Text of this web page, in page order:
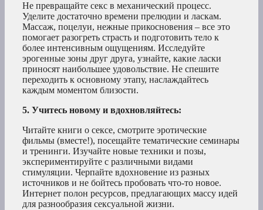
Не превращайте секс в механический процесс.
Уделите достаточно времени прелюдии и ласкам.
Массаж, поцелуи, нежные прикосновения – все это
помогает разогреть страсть и подготовить тело к
более интенсивным ощущениям. Исследуйте
эрогенные зоны друг друга, узнайте, какие ласки
приносят наибольшее удовольствие. Не спешите
переходить к основному этапу, наслаждайтесь
каждым моментом близости.
5. Учитесь новому и вдохновляйтесь:
Читайте книги о сексе, смотрите эротические
фильмы (вместе!), посещайте тематические семинары
и тренинги. Изучайте новые техники и позы,
экспериментируйте с различными видами
стимуляции. Черпайте вдохновение из разных
источников и не бойтесь пробовать что-то новое.
Интернет полон ресурсов, предлагающих массу идей
для разнообразия сексуальной жизни.